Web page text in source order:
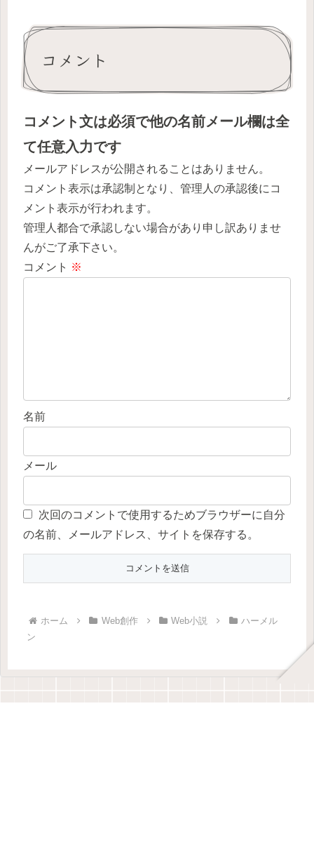
コメント
コメント文は必須で他の名前メール欄は全
て任意入力です
メールアドレスが公開されることはありません。
コメント表示は承認制となり、管理人の承認後にコ
メント表示が行われます。
管理人都合で承認しない場合があり申し訳ありませ
んがご了承下さい。
コメント ※
名前
メール
次回のコメントで使用するためブラウザーに自分
の名前、メールアドレス、サイトを保存する。
ホーム Web創作 Web小説
ハーメル
ン